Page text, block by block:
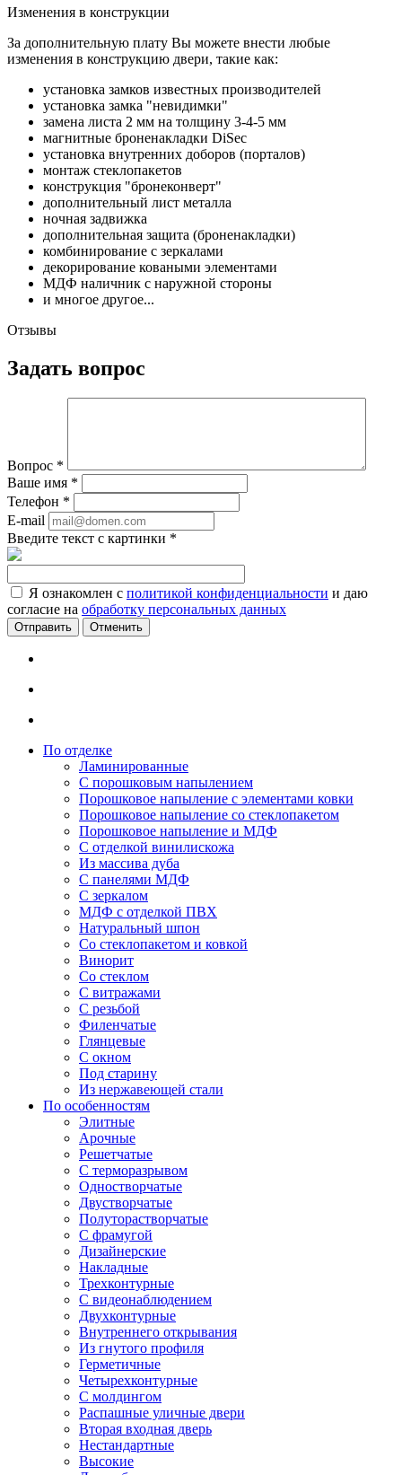
Изменения в конструкции
За дополнительную плату Вы можете внести любые
изменения в конструкцию двери, такие как:
установка замков известных производителей
установка замка "невидимки"
замена листа 2 мм на толщину 3-4-5 мм
магнитные броненакладки DiSec
установка внутренних доборов (порталов)
монтаж стеклопакетов
конструкция "бронеконверт"
дополнительный лист металла
ночная задвижка
дополнительная защита (броненакладки)
комбинирование с зеркалами
декорирование коваными элементами
МДФ наличник с наружной стороны
и многое другое...
Отзывы
Задать вопрос
Вопрос *
Ваше имя *
Телефон *
E-mail
Введите текст с картинки *
Я ознакомлен с политикой конфиденциальности и даю
согласие на обработку персональных данных
Отменить
По отделке
Ламинированные
С порошковым напылением
Порошковое напыление с элементами ковки
Порошковое напыление со стеклопакетом
Порошковое напыление и МДФ
С отделкой винилискожа
Из массива дуба
С панелями МДФ
С зеркалом
МДФ с отделкой ПВХ
Натуральный шпон
Со стеклопакетом и ковкой
Винорит
Со стеклом
С витражами
С резьбой
Филенчатые
Глянцевые
С окном
Под старину
Из нержавеющей стали
По особенностям
Элитные
Арочные
Решетчатые
С терморазрывом
Одностворчатые
Двустворчатые
Полуторастворчатые
С фрамугой
Дизайнерские
Накладные
Трехконтурные
С видеонаблюдением
Двухконтурные
Внутреннего открывания
Из гнутого профиля
Герметичные
Четырехконтурные
С молдингом
Распашные уличные двери
Вторая входная дверь
Нестандартные
Высокие